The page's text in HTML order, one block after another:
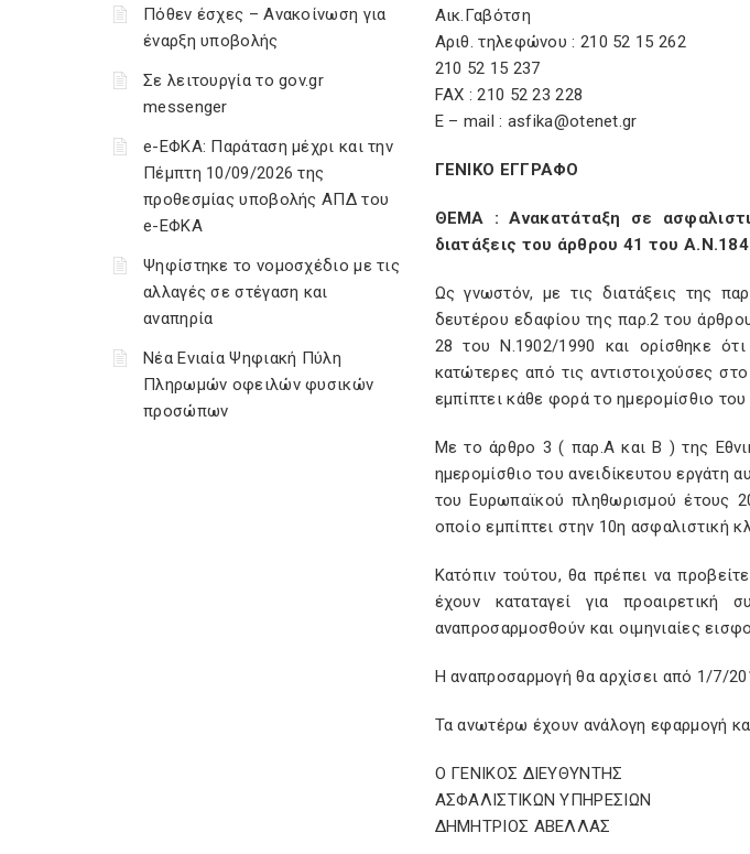
Πόθεν έσχες – Ανακοίνωση για
έναρξη υποβολής
Σε λειτουργία το gov.gr
messenger
e-ΕΦΚΑ: Παράταση μέχρι και την
Πέμπτη 10/09/2026 της
προθεσμίας υποβολής ΑΠΔ του
e-ΕΦΚΑ
Ψηφίστηκε το νομοσχέδιο με τις
αλλαγές σε στέγαση και
αναπηρία
Νέα Ενιαία Ψηφιακή Πύλη
Πληρωμών οφειλών φυσικών
προσώπων
Αικ.Γαβότση
Αριθ. τηλεφώνου : 210 52 15 262
210 52 15 237
FAX : 210 52 23 228
E – mail : asfika@otenet.gr
ΓΕΝΙΚΟ ΕΓΓΡΑΦΟ
ΘΕΜΑ : Ανακατάταξη σε
διατάξεις του άρθρου 41 του
Ως γνωστόν, με τις διατάξεις της
δευτέρου εδαφίου της παρ.2 του
28 του Ν.1902/1990 και ορίσθηκε
κατώτερες από τις αντιστοιχούσες
εμπίπτει κάθε φορά το ημερομίσθιο του
Με το άρθρο 3 ( παρ.Α και Β ) της
ημερομίσθιο του ανειδίκευτου
του Ευρωπαϊκού πληθωρισμού έτους
οποίο εμπίπτει στην 10η ασφαλιστική
Κατόπιν τούτου, θα πρέπει να
έχουν καταταγεί για
αναπροσαρμοσθούν και οιμηνιαίες
Η αναπροσαρμογή θα αρχίσει από 1/7/
Τα ανωτέρω έχουν ανάλογη εφαρμογή
Ο ΓΕΝΙΚΟΣ ΔΙΕΥΘΥΝΤΗΣ
ΑΣΦΑΛΙΣΤΙΚΩΝ ΥΠΗΡΕΣΙΩΝ
ΔΗΜΗΤΡΙΟΣ ΑΒΕΛΛΑΣ